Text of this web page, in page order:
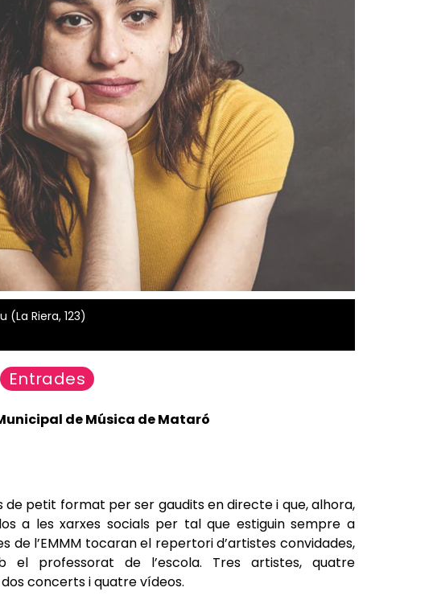
(La Riera, 123)
Entrades
de Música de Mataró
petit format per ser gaudits en directe i que, alhora,
a les xarxes socials per tal que estiguin sempre a
de l’EMMM tocaran el repertori d’artistes convidades,
el professorat de l’escola. Tres artistes, quatre
concerts i quatre vídeos.